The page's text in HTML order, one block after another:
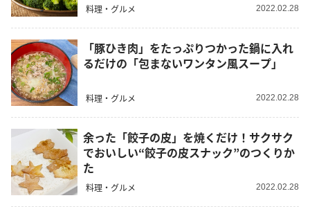
料理・グルメ 2022.02.28
「豚ひき肉」をたっぷりつかった鍋に入れ
るだけの「包まないワンタン風スープ」
料理・グルメ 2022.02.28
余った「餃子の皮」を焼くだけ！サクサク
でおいしい“餃子の皮スナック”のつくりか
た
料理・グルメ 2022.02.28